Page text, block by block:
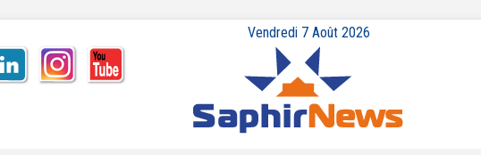
Vendredi 7 Août 2026